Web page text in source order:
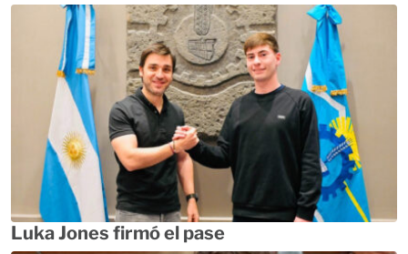
Luka Jones firmó el pase